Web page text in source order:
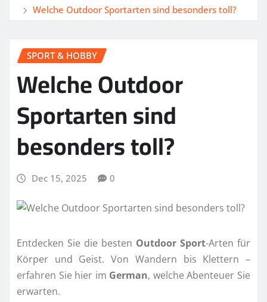
Welche Outdoor Sportarten sind besonders toll?
SPORT & HOBBY
Welche Outdoor
Sportarten sind
besonders toll?
Dec 15, 2025 0
Entdecken Sie die besten Outdoor Sport-Arten für
Körper und Geist. Von Wandern bis Klettern –
erfahren Sie hier im German, welche Abenteuer Sie
erwarten.